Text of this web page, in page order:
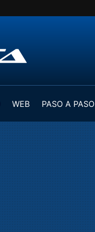
WEB
PASO A PASO